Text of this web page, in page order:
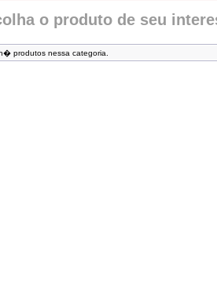
o produto de seu
produtos nessa categoria.